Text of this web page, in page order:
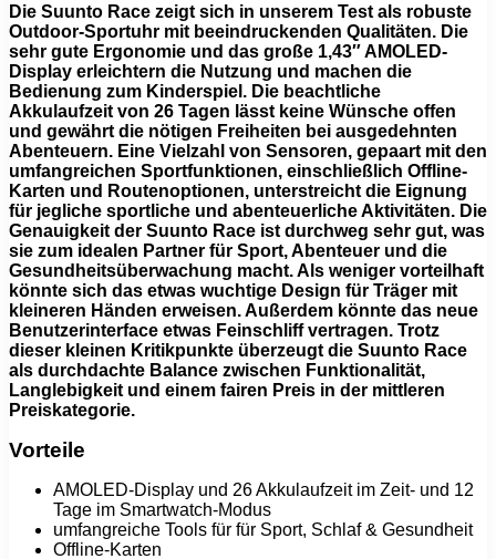
Die Suunto Race zeigt sich in unserem Test als robuste
Outdoor-Sportuhr mit beeindruckenden Qualitäten. Die
sehr gute Ergonomie und das große 1,43″ AMOLED-
Display erleichtern die Nutzung und machen die
Bedienung zum Kinderspiel. Die beachtliche
Akkulaufzeit von 26 Tagen lässt keine Wünsche offen
und gewährt die nötigen Freiheiten bei ausgedehnten
Abenteuern. Eine Vielzahl von Sensoren, gepaart mit den
umfangreichen Sportfunktionen, einschließlich Offline-
Karten und Routenoptionen, unterstreicht die Eignung
für jegliche sportliche und abenteuerliche Aktivitäten. Die
Genauigkeit der Suunto Race ist durchweg sehr gut, was
sie zum idealen Partner für Sport, Abenteuer und die
Gesundheitsüberwachung macht. Als weniger vorteilhaft
könnte sich das etwas wuchtige Design für Träger mit
kleineren Händen erweisen. Außerdem könnte das neue
Benutzerinterface etwas Feinschliff vertragen. Trotz
dieser kleinen Kritikpunkte überzeugt die Suunto Race
als durchdachte Balance zwischen Funktionalität,
Langlebigkeit und einem fairen Preis in der mittleren
Preiskategorie.
Vorteile
AMOLED-Display und 26 Akkulaufzeit im Zeit- und 12
Tage im Smartwatch-Modus
umfangreiche Tools für für Sport, Schlaf & Gesundheit
Offline-Karten